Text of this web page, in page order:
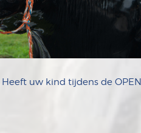
Heeft uw kind tijdens de